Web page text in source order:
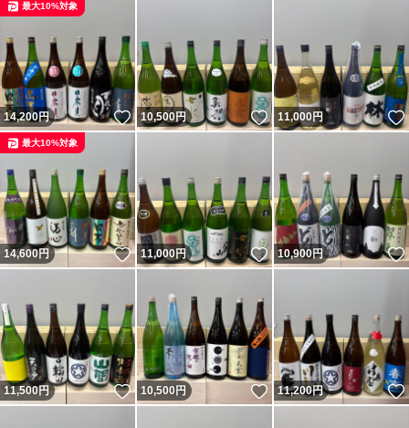
14,200円 いいね！
最大10%対象
10,500円 いいね！
11,000円
14,600円 いいね！
最大10%対象
11,000円 いいね！
10,900円
11,500円 いいね！
10,500円 いいね！
11,200円